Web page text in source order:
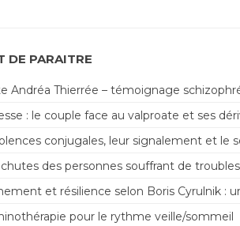
DE PARAITRE
Andréa Thierrée – témoignage
: le couple face au valproate et ses
conjugales, leur signalement et le
des personnes souffrant de
et résilience selon Boris Cyrulnik :
pour le rythme veille/sommeil